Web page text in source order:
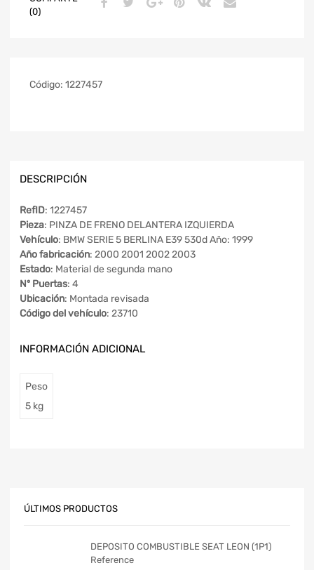
(0)
Código: 1227457
DESCRIPCIÓN
RefID: 1227457
Pieza: PINZA DE FRENO DELANTERA IZQUIERDA
Vehículo: BMW SERIE 5 BERLINA E39 530d Año: 1999
Año fabricación: 2000 2001 2002 2003
Estado: Material de segunda mano
Nº Puertas: 4
Ubicación: Montada revisada
Código del vehículo: 23710
INFORMACIÓN ADICIONAL
Peso
5 kg
ÚLTIMOS PRODUCTOS
DEPOSITO COMBUSTIBLE SEAT LEON (1P1)
Reference